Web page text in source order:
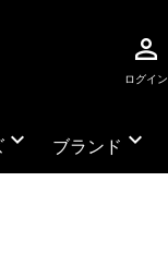
perm_identity
ログイン
expand_more ブランド expand_more